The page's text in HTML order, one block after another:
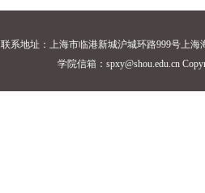
联系地址：上海市临港新城沪城环路999号上
学院信箱：spxy@shou.edu.cn